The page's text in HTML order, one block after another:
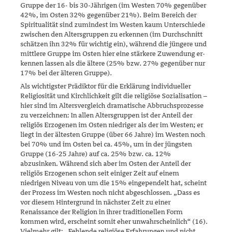
Gruppe der 16- bis 30-Jährigen (im Westen 70% gegenüber
42%, im Osten 32% gegenüber 21%). Beim Bereich der
Spiritualität sind zumindest im Westen kaum Unterschiede
zwischen den Altersgruppen zu erken­nen (im Durchschnitt
schätzen ihn 32% für wichtig ein), während die jün­gere und
mittlere Gruppe im Osten hier eine stärkere Zuwendung er­
ken­nen lassen als die ältere (25% bzw. 27% gegenüber nur
17% bei der älteren Gruppe).
Als wichtigster Prädiktor für die Erklärung individueller
Religiosität und Kirchlichkeit gilt die religiöse Sozialisation –
hier sind im Altersver­gleich dramatische Abbruchsprozesse
zu verzeichnen: In allen Alters­grup­pen ist der Anteil der
religiös Erzogenen im Osten niedriger als der im Westen; er
liegt in der ältesten Gruppe (über 66 Jahre) im Westen noch
bei 70% und im Osten bei ca. 45%, um in der jüngsten
Gruppe (16-25 Jahre) auf ca. 25% bzw. ca. 12%
abzusinken. Während sich aber im Osten der Anteil der
religiös Erzogenen schon seit einiger Zeit auf einem
niedrigen Niveau von um die 15% eingependelt hat, scheint
der Prozess im Westen noch nicht abgeschlossen. „Dass es
vor diesem Hin­­ter­grund in nächster Zeit zu einer
Renaissance der Religion in ihrer tra­ditionellen Form
kommen wird, erscheint somit eher unwahrschein­lich“ (16).